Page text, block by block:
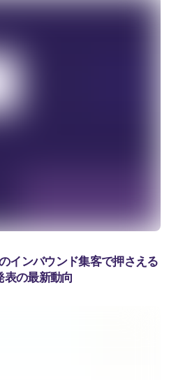
インバウンド集客で押さえる
の最新動向